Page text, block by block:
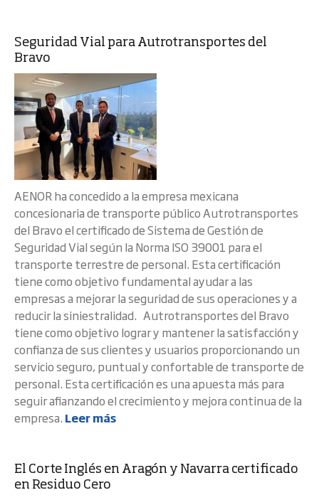
Seguridad Vial para Autrotransportes del
Bravo
AENOR ha concedido a la empresa mexicana
concesionaria de transporte público Autrotransportes
del Bravo el certificado de Sistema de Gestión de
Seguridad Vial según la Norma ISO 39001 para el
transporte terrestre de personal. Esta certificación
tiene como objetivo fundamental ayudar a las
empresas a mejorar la seguridad de sus operaciones y a
reducir la siniestralidad. Autrotransportes del Bravo
tiene como objetivo lograr y mantener la satisfacción y
confianza de sus clientes y usuarios proporcionando un
servicio seguro, puntual y confortable de transporte de
personal. Esta certificación es una apuesta más para
seguir afianzando el crecimiento y mejora continua de la
empresa. Leer más
El Corte Inglés en Aragón y Navarra certificado
en Residuo Cero